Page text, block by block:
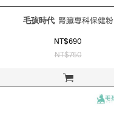
立即購買
毛孩時代 腎臟專科保健粉
NT$690
NT$750